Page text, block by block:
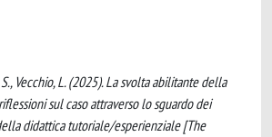
Vecchio, L. (2025). La svolta abilitante della
sul caso attraverso lo sguardo dei
didattica tutoriale/esperienziale [The